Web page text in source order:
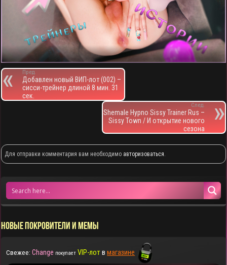
Пред.
Добавлен новый ВИП-лот (002) –
сисси-трейнер длиной 8 мин. 31
сек.
След.
Shemale Hypno Sissy Trainer Rus –
Sissy Town / И открытие нового
сезона
Для отправки комментария вам необходимо авторизоваться
НОВЫЕ ПОКРОВИТЕЛИ И МЕМЫ
Свежее: Change покупает VIP-лотвмагазине